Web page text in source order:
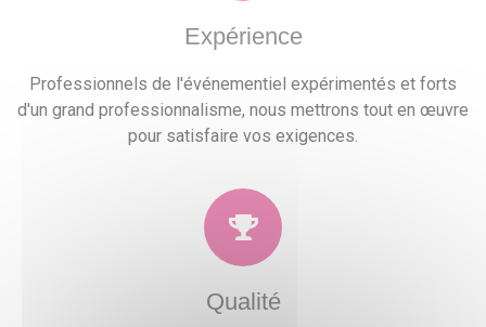
Expérience
Professionnels de l'événementiel expérimentés et forts
d'un grand professionnalisme, nous mettrons tout en œuvre
pour satisfaire vos exigences.
Qualité